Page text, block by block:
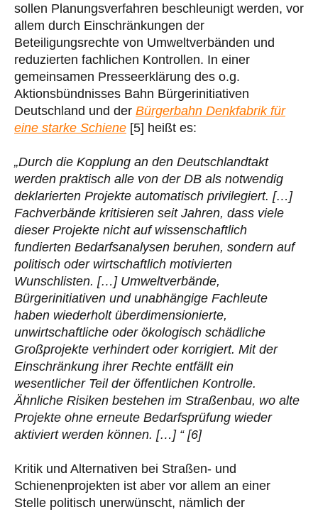
sollen Planungsverfahren beschleunigt werden, vor
allem durch Einschränkungen der
Beteiligungsrechte von Umweltverbänden und
reduzierten fachlichen Kontrollen. In einer
gemeinsamen Presseerklärung des o.g.
Aktionsbündnisses Bahn Bürgerinitiativen
Deutschland und der Bürgerbahn Denkfabrik für
eine starke Schiene [5] heißt es:
„Durch die Kopplung an den Deutschlandtakt
werden praktisch alle von der DB als notwendig
deklarierten Projekte automatisch privilegiert. […]
Fachverbände kritisieren seit Jahren, dass viele
dieser Projekte nicht auf wissenschaftlich
fundierten Bedarfsanalysen beruhen, sondern auf
politisch oder wirtschaftlich motivierten
Wunschlisten. […] Umweltverbände,
Bürgerinitiativen und unabhängige Fachleute
haben wiederholt überdimensionierte,
unwirtschaftliche oder ökologisch schädliche
Großprojekte verhindert oder korrigiert. Mit der
Einschränkung ihrer Rechte entfällt ein
wesentlicher Teil der öffentlichen Kontrolle.
Ähnliche Risiken bestehen im Straßenbau, wo alte
Projekte ohne erneute Bedarfsprüfung wieder
aktiviert werden können. […] “ [6]
Kritik und Alternativen bei Straßen- und
Schienenprojekten ist aber vor allem an einer
Stelle politisch unerwünscht, nämlich der